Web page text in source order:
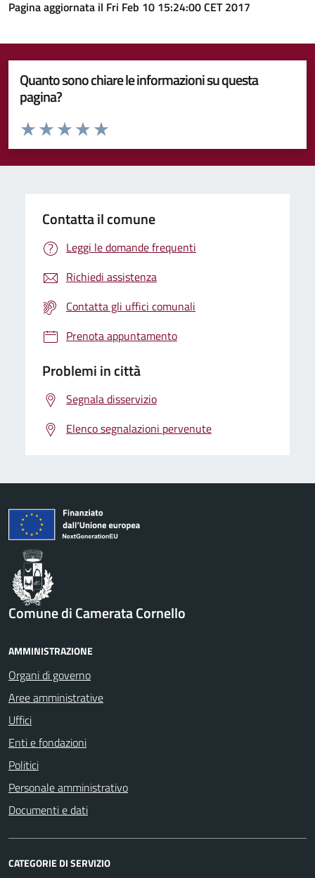
Pagina aggiornata il Fri Feb 10 15:24:00 CET 2017
Quanto sono chiare le informazioni su questa
pagina?
Valuta da 1 a 5 stelle la pagina
Valuta 5 stelle su 5
Valuta 4 stelle su 5
Valuta 3 stelle su 5
Valuta 2 stelle su 5
Valuta 1 stelle su 5
Contatta il comune
Leggi le domande frequenti
Richiedi assistenza
Contatta gli uffici comunali
Prenota appuntamento
Problemi in città
Segnala disservizio
Elenco segnalazioni pervenute
Comune di Camerata Cornello
AMMINISTRAZIONE
Organi di governo
Aree amministrative
Uffici
Enti e fondazioni
Politici
Personale amministrativo
Documenti e dati
CATEGORIE DI SERVIZIO